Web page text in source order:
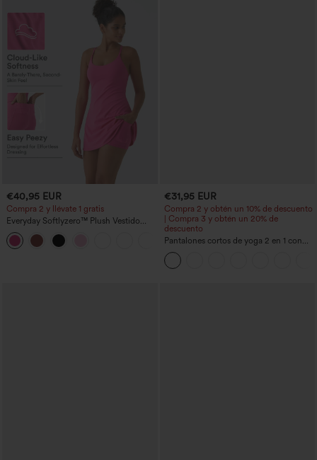
€40,95 EUR
Compra 2 y llévate 1 gratis
Everyday Softlyzero™ Plush Vestido
deportivo sin espalda 2 en 1
acampanado -Wannabe -Easy Peezy
+29
€31,95 EUR
Compra 2 y obtén un 10% de descuento
| Compra 3 y obtén un 20% de
descuento
Pantalones cortos de yoga 2 en 1 con
bolsillo trasero de talle muy alto y
bolsillo lateral oculto de 5&#39;&#39;
de longitud más larga